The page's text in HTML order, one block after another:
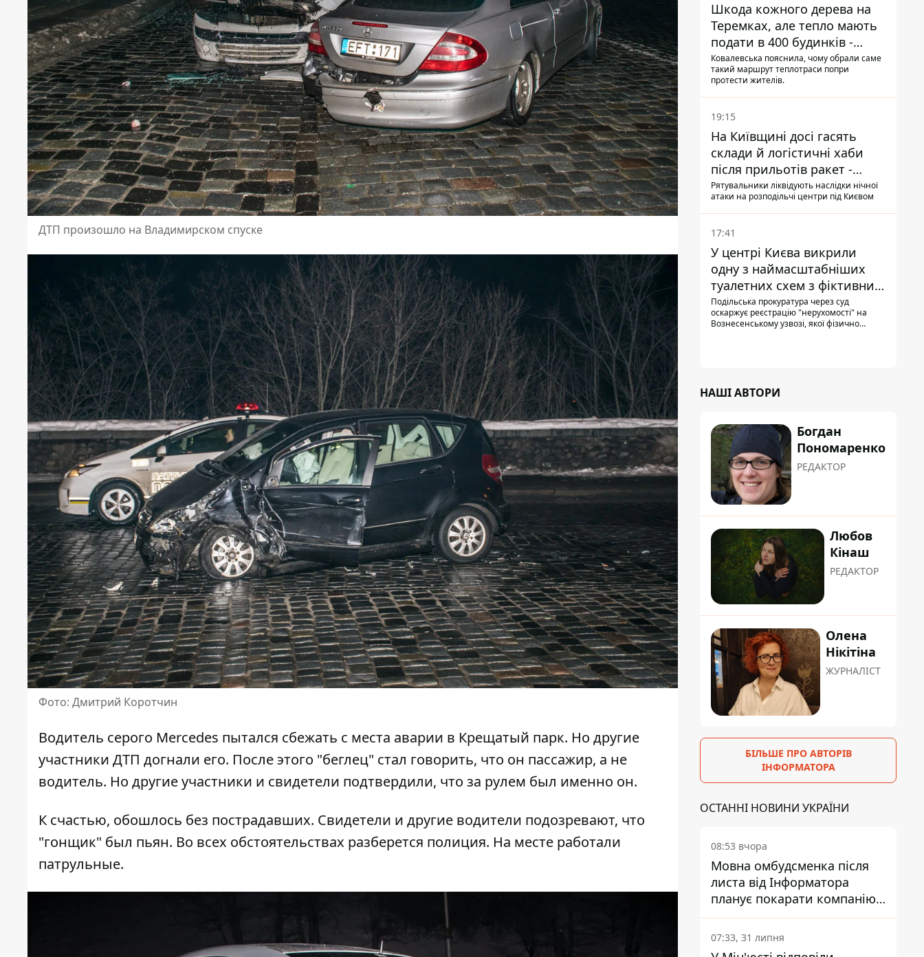
ДТП произошло на Владимирском спуске
Фото: Дмитрий Коротчин
Водитель серого Mercedes пытался сбежать с места аварии в Крещатый парк. Но другие
участники ДТП догнали его. После этого "беглец" стал говорить, что он пассажир, а не
водитель. Но другие участники и свидетели подтвердили, что за рулем был именно он.
К счастью, обошлось без пострадавших. Свидетели и другие водители подозревают, что
"гонщик" был пьян. Во всех обстоятельствах разберется полиция. На месте работали
патрульные.
Шкода кожного дерева на
Теремках, але тепло мають
подати в 400 будинків -
депутатка Київради
Ковалевська пояснила, чому обрали саме
такий маршрут теплотраси попри
протести жителів.
19:15
На Київщині досі гасять
склади й логістичні хаби
після прильотів ракет -
ДСНС
Рятувальники ліквідують наслідки нічної
атаки на розподільчі центри під Києвом
17:41
У центрі Києва викрили
одну з наймасштабніших
туалетних схем з фіктивним
будинком
Подільська прокуратура через суд
оскаржує реєстрацію "нерухомості" на
Вознесенському узвозі, якої фізично
НАШІ АВТОРИ
Богдан
Пономаренко
РЕДАКТОР
Любов
Кінаш
РЕДАКТОР
Олена
Нікітіна
ЖУРНАЛІСТ
БІЛЬШЕ ПРО АВТОРІВ
ІНФОРМАТОРА
ОСТАННІ НОВИНИ УКРАЇНИ
08:53 вчора
Мовна омбудсменка після
листа від Інформатора
планує покарати компанію-
підрядника ПриватБанку
07:33, 31 липня